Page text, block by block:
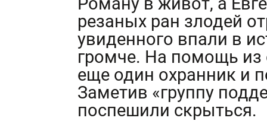
резаных ран злодей
увиденного впали в
громче. На помощь из
еще один охранник и
Заметив «группу
поспешили скрыться.